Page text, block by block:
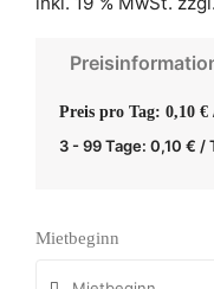
Preis pro Tag: 0,10 €
3 - 99 Tage: 0,10 € /
Mietbeginn